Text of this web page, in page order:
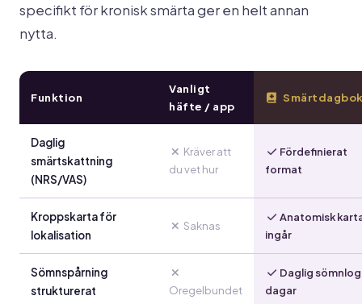
specifikt för kronisk smärta ger en helt annan
nytta.
Funktion
Vanligt
häfte / app
Daglig
smärtskattning
(NRS/VAS)
Kräver att
du vet hur
Fördefinierat
format
Kroppskarta för
lokalisation
Saknas
Anatomisk
ingår
Sömnspårning
strukturerat
Oregelbundet
Daglig
dagar